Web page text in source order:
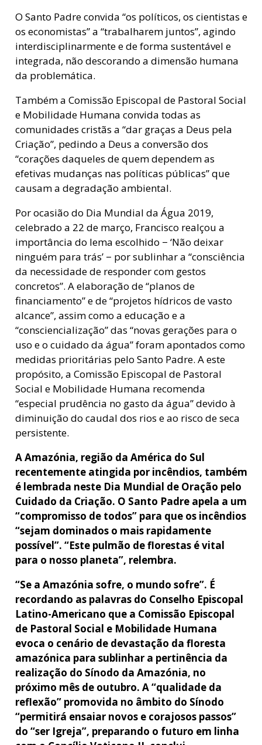
O Santo Padre convida “os políticos, os cientistas e
os economistas” a “trabalharem juntos”, agindo
interdisciplinarmente e de forma sustentável e
integrada, não descorando a dimensão humana
da problemática.
Também a Comissão Episcopal de Pastoral Social
e Mobilidade Humana convida todas as
comunidades cristãs a “dar graças a Deus pela
Criação”, pedindo a Deus a conversão dos
“corações daqueles de quem dependem as
efetivas mudanças nas políticas públicas” que
causam a degradação ambiental.
Por ocasião do Dia Mundial da Água 2019,
celebrado a 22 de março, Francisco realçou a
importância do lema escolhido − ‘Não deixar
ninguém para trás’ − por sublinhar a “consciência
da necessidade de responder com gestos
concretos”. A elaboração de “planos de
financiamento” e de “projetos hídricos de vasto
alcance”, assim como a educação e a
“consciencialização” das “novas gerações para o
uso e o cuidado da água” foram apontados como
medidas prioritárias pelo Santo Padre. A este
propósito, a Comissão Episcopal de Pastoral
Social e Mobilidade Humana recomenda
“especial prudência no gasto da água” devido à
diminuição do caudal dos rios e ao risco de seca
persistente.
A Amazónia, região da América do Sul
recentemente atingida por incêndios, também
é lembrada neste Dia Mundial de Oração pelo
Cuidado da Criação. O Santo Padre apela a um
“compromisso de todos” para que os incêndios
“sejam dominados o mais rapidamente
possível”. “Este pulmão de florestas é vital
para o nosso planeta”, relembra.
“Se a Amazónia sofre, o mundo sofre”. É
recordando as palavras do Conselho Episcopal
Latino-Americano que a Comissão Episcopal
de Pastoral Social e Mobilidade Humana
evoca o cenário de devastação da floresta
amazónica para sublinhar a pertinência da
realização do Sínodo da Amazónia, no
próximo mês de outubro. A “qualidade da
reflexão” promovida no âmbito do Sínodo
“permitirá ensaiar novos e corajosos passos”
do “ser Igreja”, preparando o futuro em linha